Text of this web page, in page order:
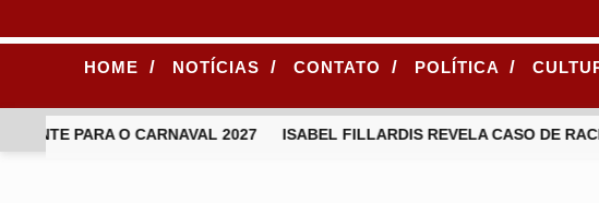
HOME / NOTÍCIAS / CONTATO / POLÍTICA /
PARA O CARNAVAL 2027 ISABEL FILLARDIS REVELA CASO DE